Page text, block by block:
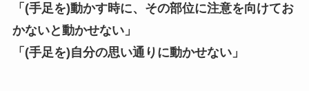
「(手足を)動かす時に、その部位に注意を向けてお
かないと動かせない」
「(手足を)自分の思い通りに動かせない」